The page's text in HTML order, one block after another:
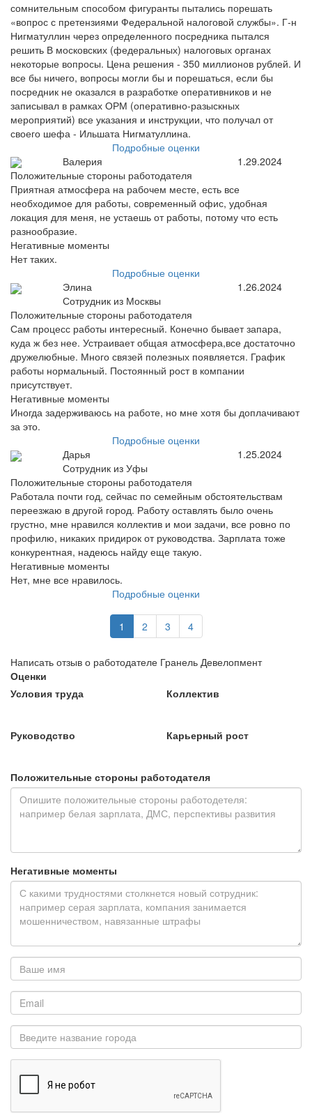
сомнительным способом фигуранты пытались порешать
«вопрос с претензиями Федеральной налоговой службы». Г-н
Нигматуллин через определенного посредника пытался
решить В московских (федеральных) налоговых органах
некоторые вопросы. Цена решения - 350 миллионов рублей. И
все бы ничего, вопросы могли бы и порешаться, если бы
посредник не оказался в разработке оперативников и не
записывал в рамках ОРМ (оперативно-разыскных
мероприятий) все указания и инструкции, что получал от
своего шефа - Ильшата Нигматуллина.
Подробные оценки
Валерия
1.29.2024
Положительные стороны работодателя
Приятная атмосфера на рабочем месте, есть все
необходимое для работы, современный офис, удобная
локация для меня, не устаешь от работы, потому что есть
разнообразие.
Негативные моменты
Нет таких.
Подробные оценки
Элина
Сотрудник из Москвы
1.26.2024
Положительные стороны работодателя
Сам процесс работы интересный. Конечно бывает запара,
куда ж без нее. Устраивает общая атмосфера,все достаточно
дружелюбные. Много связей полезных появляется. График
работы нормальный. Постоянный рост в компании
присутствует.
Негативные моменты
Иногда задерживаюсь на работе, но мне хотя бы доплачивают
за это.
Подробные оценки
Дарья
Сотрудник из Уфы
1.25.2024
Положительные стороны работодателя
Работала почти год, сейчас по семейным обстоятельствам
переезжаю в другой город. Работу оставлять было очень
грустно, мне нравился коллектив и мои задачи, все ровно по
профилю, никаких придирок от руководства. Зарплата тоже
конкурентная, надеюсь найду еще такую.
Негативные моменты
Нет, мне все нравилось.
Подробные оценки
1 2 3 4
Написать отзыв о работодателе Гранель Девелопмент
Оценки
Условия труда
Коллектив
Руководство Карьерный рост
Положительные стороны работодателя
Негативные моменты